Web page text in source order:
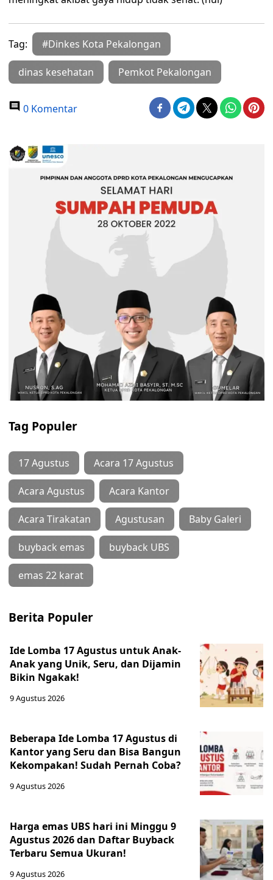
Tag: #Dinkes Kota Pekalongan
dinas kesehatan Pemkot Pekalongan
0 Komentar
Tag Populer
17 Agustus Acara 17 Agustus
Acara Agustus Acara Kantor
Acara Tirakatan Agustusan Baby Galeri
buyback emas buyback UBS
emas 22 karat
Berita Populer
Ide Lomba 17 Agustus untuk Anak-
Anak yang Unik, Seru, dan Dijamin
Bikin Ngakak!
9 Agustus 2026
Beberapa Ide Lomba 17 Agustus di
Kantor yang Seru dan Bisa Bangun
Kekompakan! Sudah Pernah Coba?
9 Agustus 2026
Harga emas UBS hari ini Minggu 9
Agustus 2026 dan Daftar Buyback
Terbaru Semua Ukuran!
9 Agustus 2026